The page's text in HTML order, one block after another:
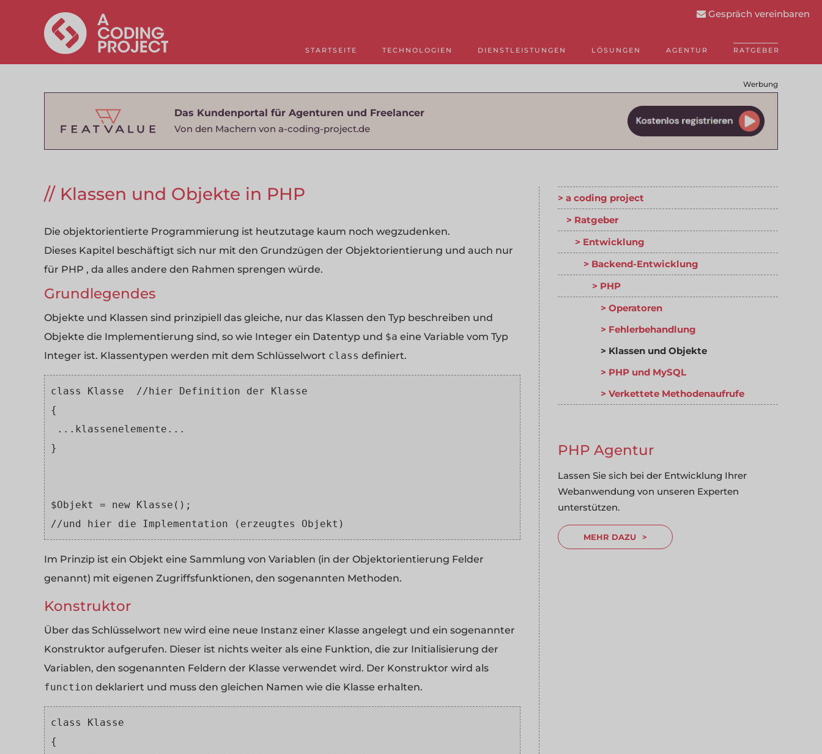
STARTSEITE TECHNOLOGIEN DIENSTLEISTUNGEN LÖSUNGEN AGENTUR RATGEBER
Gespräch vereinbaren
Werbung
Das Kundenportal für Agenturen und Freelancer
Von den Machern von a-coding-project.de
Klassen und Objekte in PHP
Die objektorientierte Programmierung ist heutzutage kaum noch wegzudenken.
Dieses Kapitel beschäftigt sich nur mit den Grundzügen der Objektorientierung und auch nur
für PHP , da alles andere den Rahmen sprengen würde.
Grundlegendes
Objekte und Klassen sind prinzipiell das gleiche, nur das Klassen den Typ beschreiben und
Objekte die Implementierung sind, so wie Integer ein Datentyp und $a eine Variable vom Typ
Integer ist. Klassentypen werden mit dem Schlüsselwort class definiert.
class Klasse  //hier Definition der Klasse
{
...klassenelemente...
}
$Objekt = new Klasse();
//und hier die Implementation (erzeugtes Objekt)
Im Prinzip ist ein Objekt eine Sammlung von Variablen (in der Objektorientierung Felder
genannt) mit eigenen Zugriffsfunktionen, den sogenannten Methoden.
Konstruktor
Über das Schlüsselwort new wird eine neue Instanz einer Klasse angelegt und ein sogenannter
Konstruktor aufgerufen. Dieser ist nichts weiter als eine Funktion, die zur Initialisierung der
Variablen, den sogenannten Feldern der Klasse verwendet wird. Der Konstruktor wird als
function deklariert und muss den gleichen Namen wie die Klasse erhalten.
class Klasse
{
a coding project
Ratgeber
Entwicklung
Backend-Entwicklung
PHP
Operatoren
Fehlerbehandlung
Klassen und Objekte
PHP und MySQL
Verkettete Methodenaufrufe
PHP Agentur
Lassen Sie sich bei der Entwicklung Ihrer
Webanwendung von unseren Experten
unterstützen.
MEHR DAZU